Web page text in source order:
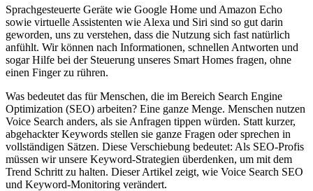
Sprachgesteuerte Geräte wie Google Home und Amazon Echo
sowie virtuelle Assistenten wie Alexa und Siri sind so gut darin
geworden, uns zu verstehen, dass die Nutzung sich fast natürlich
anfühlt. Wir können nach Informationen, schnellen Antworten und
sogar Hilfe bei der Steuerung unseres Smart Homes fragen, ohne
einen Finger zu rühren.
Was bedeutet das für Menschen, die im Bereich Search Engine
Optimization (SEO) arbeiten? Eine ganze Menge. Menschen nutzen
Voice Search anders, als sie Anfragen tippen würden. Statt kurzer,
abgehackter Keywords stellen sie ganze Fragen oder sprechen in
vollständigen Sätzen. Diese Verschiebung bedeutet: Als SEO-Profis
müssen wir unsere Keyword-Strategien überdenken, um mit dem
Trend Schritt zu halten. Dieser Artikel zeigt, wie Voice Search SEO
und Keyword-Monitoring verändert.